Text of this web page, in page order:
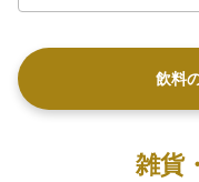
飲料
雑貨